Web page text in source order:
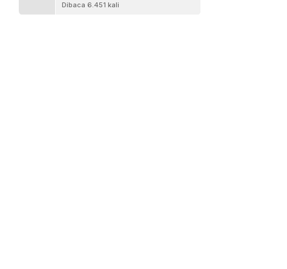
Dibaca 6.451 kali